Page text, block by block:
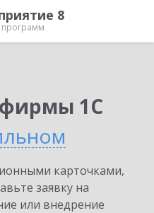
8
программ
1С
карточками,
заявку на
или внедрение